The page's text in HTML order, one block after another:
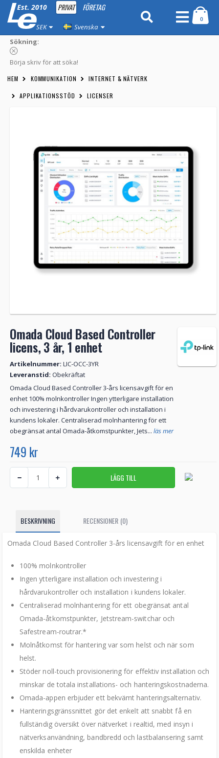
Est. 2010 PRIVAT FÖRETAG
SEK Svenska
0
Sökning:
Börja skriv för att söka!
HEM KOMMUNIKATION INTERNET & NÄTVERK
APPLIKATIONSSTÖD LICENSER
Omada Cloud Based Controller
licens, 3 år, 1 enhet
Artikelnummer: LIC-OCC-3YR
Leveranstid: Obekräftat
Omada Cloud Based Controller 3-års licensavgift för en
enhet 100% molnkontroller Ingen ytterligare installation
och investering i hårdvarukontroller och installation i
kundens lokaler. Centraliserad molnhantering för ett
obegränsat antal Omada-åtkomstpunkter, Jets... läs mer
749 kr
BESKRIVNING RECENSIONER (0)
Omada Cloud Based Controller 3-års licensavgift för en enhet
100% molnkontroller
Ingen ytterligare installation och investering i
hårdvarukontroller och installation i kundens lokaler.
Centraliserad molnhantering för ett obegränsat antal
Omada-åtkomstpunkter, Jetstream-switchar och
Safestream-routrar.*
Molnåtkomst för hantering var som helst och när som
helst.
Stöder noll-touch provisionering för effektiv installation och
minskar de totala installations- och hanteringskostnaderna.
Omada-appen erbjuder ett bekvämt hanteringsalternativ.
Hanteringsgränssnittet gör det enkelt att snabbt få en
fullständig översikt över nätverket i realtid, med insyn i
nätverksanvändning, bandbredd och lastbalansering samt
enskilda enheter